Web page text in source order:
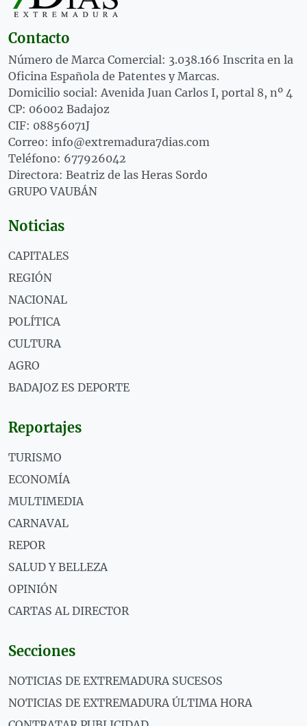
Contacto
Número de Marca Comercial: 3.038.166 Inscrita en la
Oficina Española de Patentes y Marcas.
Domicilio social: Avenida Juan Carlos I, portal 8, nº 4
CP: 06002 Badajoz
CIF: 08856071J
Correo: info@extremadura7dias.com
Teléfono: 677926042
Directora: Beatriz de las Heras Sordo
GRUPO VAUBÁN
Noticias
CAPITALES
REGIÓN
NACIONAL
POLÍTICA
CULTURA
AGRO
BADAJOZ ES DEPORTE
Reportajes
TURISMO
ECONOMÍA
MULTIMEDIA
CARNAVAL
REPOR
SALUD Y BELLEZA
OPINIÓN
CARTAS AL DIRECTOR
Secciones
NOTICIAS DE EXTREMADURA SUCESOS
NOTICIAS DE EXTREMADURA ÚLTIMA HORA